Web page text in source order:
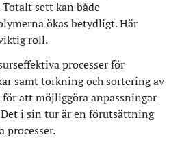
sett kan både
ökas betydligt. Här
roll.
processer för
samt torkning och sortering av
att möjliggöra anpassningar
i sin tur är en förutsättning
processer.